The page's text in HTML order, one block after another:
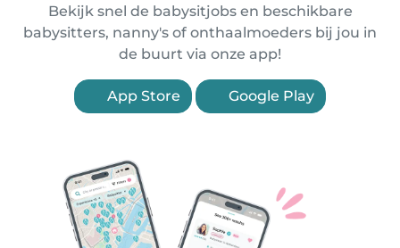
Bekijk snel de babysitjobs en beschikbare
babysitters, nanny's of onthaalmoeders bij jou in
de buurt via onze app!
App Store Google Play